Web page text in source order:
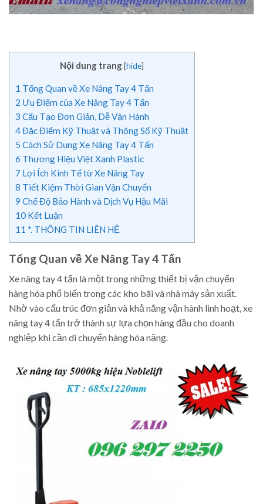
Nội dung trang[hide]
1 Tổng Quan về Xe Nâng Tay 4 Tấn
2 Ưu Điểm của Xe Nâng Tay 4 Tấn
3 Cấu Tạo Đơn Giản, Dễ Vận Hành
4Đặc Điểm Kỹ Thuật và Thông Số Kỹ Thuật
5 Cách Sử Dụng Xe Nâng Tay 4 Tấn
6 Thương Hiệu Việt Xanh Plastic
7 Lợi Ích Kinh Tế từ Xe Nâng Tay
8 Tiết Kiệm Thời Gian Vận Chuyển
9 Chế Độ Bảo Hành và Dịch Vụ Hậu Mãi
10 Kết Luận
11 *. THÔNG TIN LIÊN HỆ
Tổng Quan về Xe Nâng Tay 4 Tấn
Xe nâng tay 4 tấn là một trong những thiết bị vận chuyển
hàng hóa phổ biến trong các kho bãi và nhà máy sản xuất.
Nhờ vào cấu trúc đơn giản và khả năng vận hành linh hoạt, xe
nâng tay 4 tấn trở thành sự lựa chọn hàng đầu cho doanh
nghiệp khi cần di chuyển hàng hóa nặng.